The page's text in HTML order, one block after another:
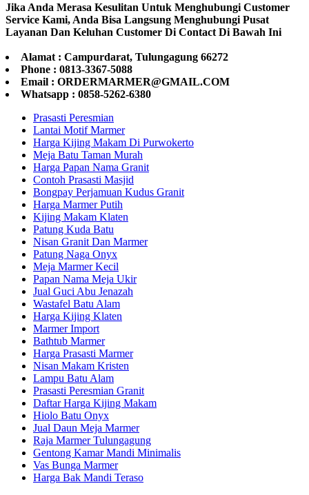
Jika Anda Merasa Kesulitan Untuk Menghubungi Customer
Service Kami, Anda Bisa Langsung Menghubungi Pusat
Layanan Dan Keluhan Customer Di Contact Di Bawah Ini
Alamat : Campurdarat, Tulungagung 66272
Phone : 0813-3367-5088
Email : ORDERMARMER@GMAIL.COM
Whatsapp : 0858-5262-6380
Prasasti Peresmian
Lantai Motif Marmer
Harga Kijing Makam Di Purwokerto
Meja Batu Taman Murah
Harga Papan Nama Granit
Contoh Prasasti Masjid
Bongpay Perjamuan Kudus Granit
Harga Marmer Putih
Kijing Makam Klaten
Patung Kuda Batu
Nisan Granit Dan Marmer
Patung Naga Onyx
Meja Marmer Kecil
Papan Nama Meja Ukir
Jual Guci Abu Jenazah
Wastafel Batu Alam
Harga Kijing Klaten
Marmer Import
Bathtub Marmer
Harga Prasasti Marmer
Nisan Makam Kristen
Lampu Batu Alam
Prasasti Peresmian Granit
Daftar Harga Kijing Makam
Hiolo Batu Onyx
Jual Daun Meja Marmer
Raja Marmer Tulungagung
Gentong Kamar Mandi Minimalis
Vas Bunga Marmer
Harga Bak Mandi Teraso